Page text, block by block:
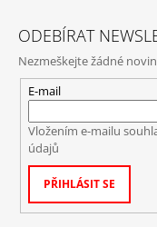
ODEBÍRAT
Nezmeškejte žádné
E-mail
Vložením e-mailu
údajů
PŘIHLÁSIT SE